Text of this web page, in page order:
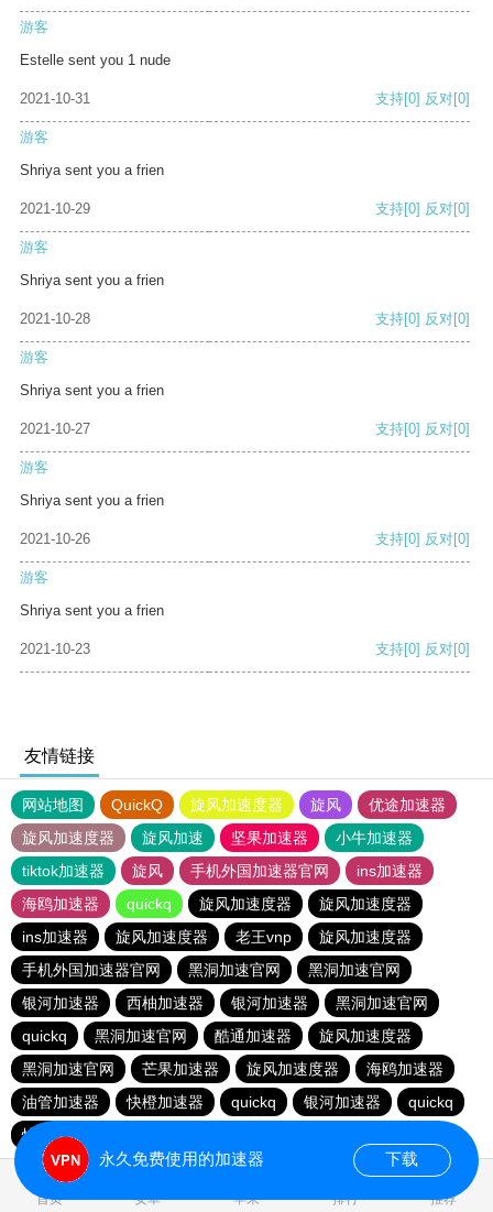
游客
Estelle sent you 1 nude
2021-10-31 支持[0] 反对[0]
游客
Shriya sent you a frien
2021-10-29 支持[0] 反对[0]
游客
Shriya sent you a frien
2021-10-28 支持[0] 反对[0]
游客
Shriya sent you a frien
2021-10-27 支持[0] 反对[0]
游客
Shriya sent you a frien
2021-10-26 支持[0] 反对[0]
游客
Shriya sent you a frien
2021-10-23 支持[0] 反对[0]
友情链接
网站地图 QuickQ 旋风加速度器 旋风
优途加速器
旋风加速度器
旋风加速 坚果加速器
小牛加速器
tiktok加速器
旋风 手机外国加速器官网
ins加速器
海鸥加速器
quickq 旋风加速度器
旋风加速度器
ins加速器
旋风加速度器 老王vnp
旋风加速度器
手机外国加速器官网
黑洞加速官网
黑洞加速官网
银河加速器
西柚加速器 银河加速器
黑洞加速官网
quickq
黑洞加速官网 酷通加速器
旋风加速度器
黑洞加速官网
芒果加速器 旋风加速度器
海鸥加速器
油管加速器
快橙加速器 quickq 银河加速器
quickq
快鸭加速器
首页 安卓 苹果 排行 推荐
永久免费使用的加速器 下载
0.180938s